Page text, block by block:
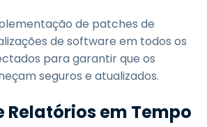
de patches de
de software em todos os
para garantir que os
seguros e atualizados.
Relatórios em Tempo